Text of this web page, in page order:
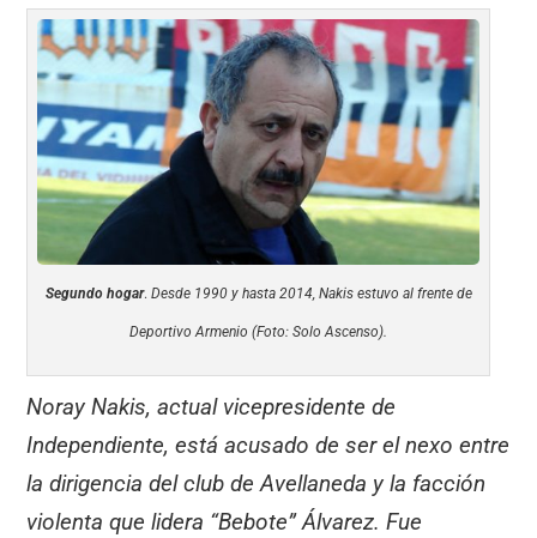
Segundo hogar. Desde 1990 y hasta 2014, Nakis estuvo al frente de
Deportivo Armenio (Foto: Solo Ascenso).
Noray Nakis, actual vicepresidente de
Independiente, está acusado de ser el nexo entre
la dirigencia del club de Avellaneda y la facción
violenta que lidera “Bebote” Álvarez. Fue